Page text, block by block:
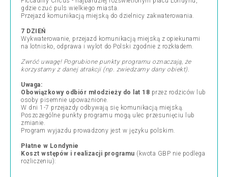
gdzie czuć puls wielkiego miasta.
Przejazd komunikacją miejską do dzielnicy zakwaterowania.
7 DZIEŃ
Wykwaterowanie, przejazd komunikacją miejską z opiekunami
na lotnisko, odprawa i wylot do Polski zgodnie z rozkładem.
Zwróć uwagę! Pogrubione punkty programu oznaczają, że
korzystamy z danej atrakcji (np. zwiedzamy dany obiekt).
Uwaga:
Obowiązkowy odbiór młodzieży do lat 18 przez rodziców lub
osoby pisemnie upoważnione.
W dni 1-7 przejazdy odbywają się komunikacją miejską.
Poszczególne punkty programu mogą ulec przesunięciu lub
zmianie.
Program wyjazdu prowadzony jest w języku polskim.
Płatne w Londynie
Koszt wstępów i realizacji programu (kwota GBP nie podlega
rozliczeniu):